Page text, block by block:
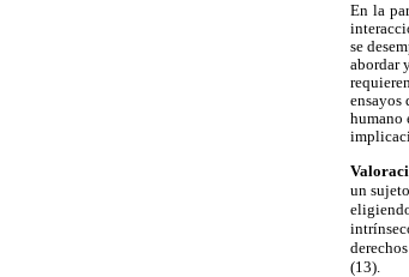
En la
se
abordar
ensayos
humano
un
(13).